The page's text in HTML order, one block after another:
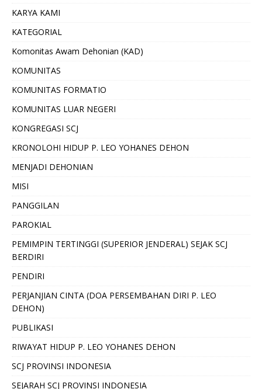
KARYA KAMI
KATEGORIAL
Komonitas Awam Dehonian (KAD)
KOMUNITAS
KOMUNITAS FORMATIO
KOMUNITAS LUAR NEGERI
KONGREGASI SCJ
KRONOLOHI HIDUP P. LEO YOHANES DEHON
MENJADI DEHONIAN
MISI
PANGGILAN
PAROKIAL
PEMIMPIN TERTINGGI (SUPERIOR JENDERAL) SEJAK SCJ
BERDIRI
PENDIRI
PERJANJIAN CINTA (DOA PERSEMBAHAN DIRI P. LEO
DEHON)
PUBLIKASI
RIWAYAT HIDUP P. LEO YOHANES DEHON
SCJ PROVINSI INDONESIA
SEJARAH SCJ PROVINSI INDONESIA